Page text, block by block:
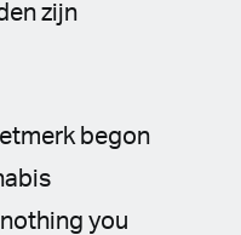
zijn
begon
you